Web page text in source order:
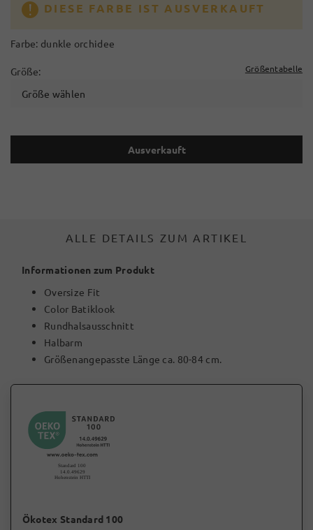
DIESE FARBE IST AUSVERKAUFT
Farbe: dunkle orchidee
Größe: Größentabelle
Größe wählen
Ausverkauft
ALLE DETAILS ZUM ARTIKEL
Informationen zum Produkt
Oversize Fit
Color Batiklook
Rundhalsausschnitt
Halbarm
Größenangepasste Länge ca. 80-84 cm.
Ökotex Standard 100